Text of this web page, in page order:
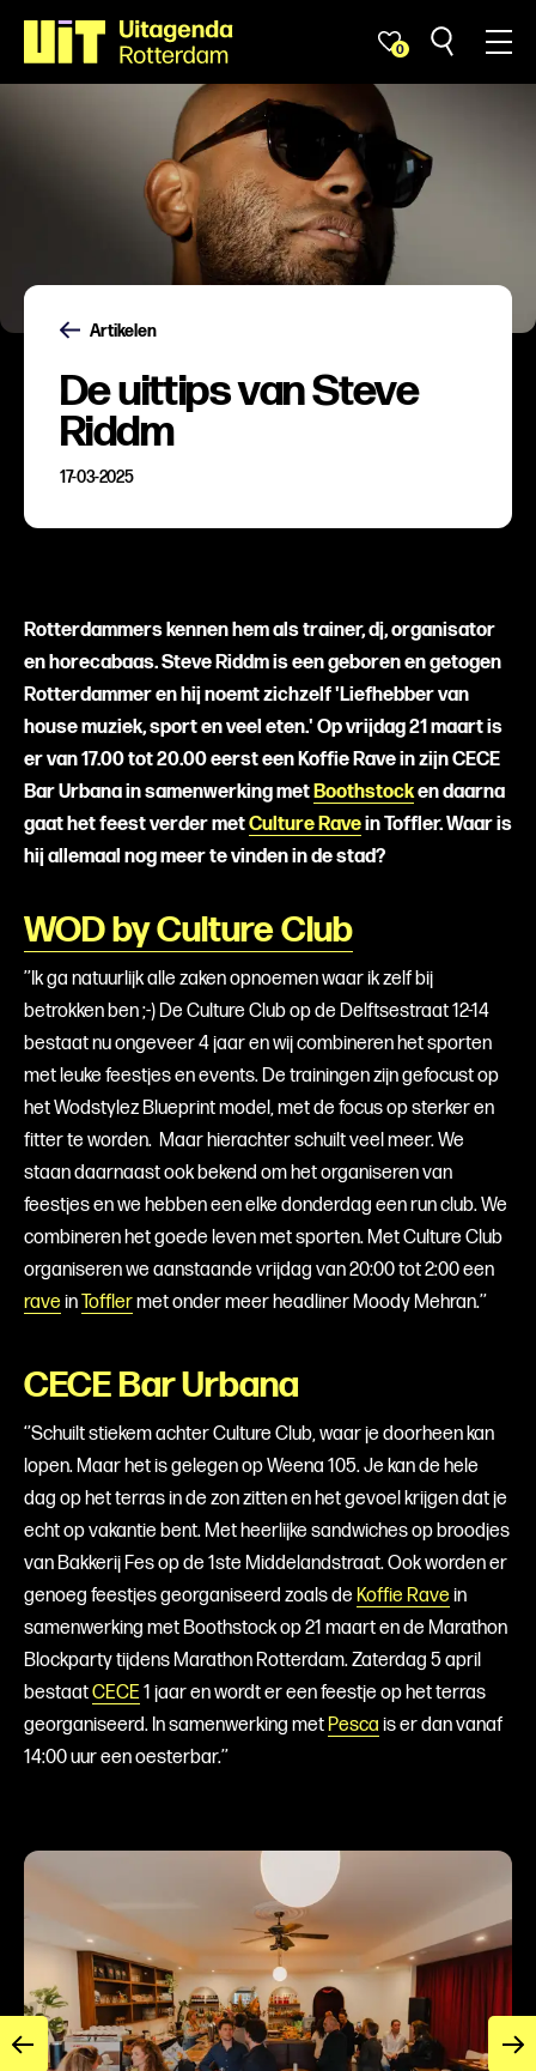
0
Artikelen
De uittips van Steve
Riddm
17-03-2025
Rotterdammers kennen hem als trainer, dj, organisator
en horecabaas. Steve Riddm is een geboren en getogen
Rotterdammer en hij noemt zichzelf 'Liefhebber van
house muziek, sport en veel eten.' Op vrijdag 21 maart is
er van 17.00 tot 20.00 eerst een Koffie Rave in zijn CECE
Bar Urbana in samenwerking metBoothstocken daarna
gaat het feest verder metCulture Ravein Toffler. Waar is
hij allemaal nog meer te vinden in de stad?
WOD by Culture Club
’’Ik ga natuurlijk alle zaken opnoemen waar ik zelf bij
betrokken ben ;-) De Culture Club op de Delftsestraat 12-14
bestaat nu ongeveer 4 jaar en wij combineren het sporten
met leuke feestjes en events. De trainingen zijn gefocust op
het Wodstylez Blueprint model, met de focus op sterker en
fitter te worden. Maar hierachter schuilt veel meer. We
staan daarnaast ook bekend om het organiseren van
feestjes en we hebben een elke donderdag een run club. We
combineren het goede leven met sporten. Met Culture Club
organiseren we aanstaande vrijdag van 20:00 tot 2:00 een
rave inTofflermet onder meer headliner Moody Mehran.’’
CECE Bar Urbana
‘’Schuilt stiekem achter Culture Club, waar je doorheen kan
lopen. Maar het is gelegen op Weena 105. Je kan de hele
dag op het terras in de zon zitten en het gevoel krijgen dat je
echt op vakantie bent. Met heerlijke sandwiches op broodjes
van Bakkerij Fes op de 1ste Middelandstraat. Ook worden er
genoeg feestjes georganiseerd zoals de Koffie Rave in
samenwerking met Boothstock op 21 maart en de Marathon
Blockparty tijdens Marathon Rotterdam. Zaterdag 5 april
bestaatCECE 1 jaar en wordt er een feestje op het terras
georganiseerd. In samenwerking metPesca is er dan vanaf
14:00 uur een oesterbar.’’